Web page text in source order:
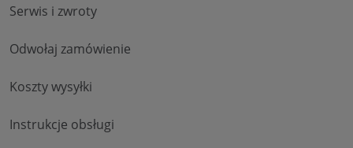
Serwis i zwroty
Odwołaj zamówienie
Koszty wysyłki
Instrukcje obsługi